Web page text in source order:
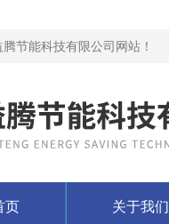
节能科技有限公司网站！
页 关于我们